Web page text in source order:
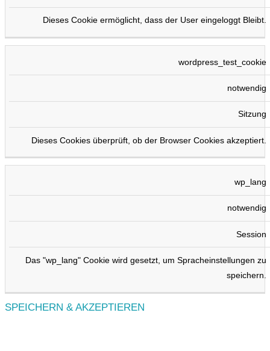
Dieses Cookie ermöglicht, dass der User eingeloggt Bleibt.
wordpress_test_cookie
notwendig
Sitzung
Dieses Cookies überprüft, ob der Browser Cookies akzeptiert.
wp_lang
notwendig
Session
Das "wp_lang" Cookie wird gesetzt, um Spracheinstellungen zu
speichern.
SPEICHERN & AKZEPTIEREN